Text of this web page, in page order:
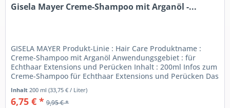
Gisela Mayer Creme-Shampoo mit Arganöl -...
GISELA MAYER Produkt-Linie : Hair Care Produktname :
Creme-Shampoo mit Arganöl Anwendungsgebiet : für
Echthaar Extensions und Perücken Inhalt : 200ml Infos zum
Creme-Shampoo für Echthaar Extensions und Perücken Das
Inhalt 200 ml(33,75 € / Liter)
6,75 € * 9,95 € *